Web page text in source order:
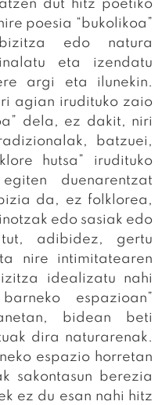
dut hitz poetiko
poesia “bukolikoa”
edo natura
eta izendatu
argi eta ilunekin.
agian irudituko zaio
dela, ez dakit, niri
batzuei,
hutsa” irudituko
duenarentzat
da, ez folklorea,
edo sasiak edo
adibidez, gertu
nire intimitatearen
idealizatu nahi
espazioan”
bidean beti
dira naturarenak.
espazio horretan
sakontasun berezia
ez du esan nahi hitz